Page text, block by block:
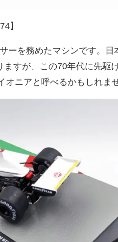
】
ーを務めたマシンです。日
すが、この70年代に先駆
ニアと呼べるかもしれませ